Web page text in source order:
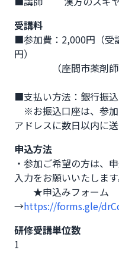
受講料
■参加費：2,000円（受
円）
（座間市薬剤師会
■支払い方法：銀行振込
※お振込口座は、参加
アドレスに数日以内に送
申込方法
・参加ご希望の方は、
入力をお願いいたします
★申込みフォーム
→https://forms.gle/
研修受講単位数
1